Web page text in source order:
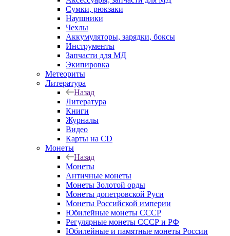
Сумки, рюкзаки
Наушники
Чехлы
Аккумуляторы, зарядки, боксы
Инструменты
Запчасти для МД
Экипировка
Метеориты
Литература
Назад
Литература
Книги
Журналы
Видео
Карты на CD
Монеты
Назад
Монеты
Античные монеты
Монеты Золотой орды
Монеты допетровской Руси
Монеты Российской империи
Юбилейные монеты СССР
Регулярные монеты СССР и РФ
Юбилейные и памятные монеты России